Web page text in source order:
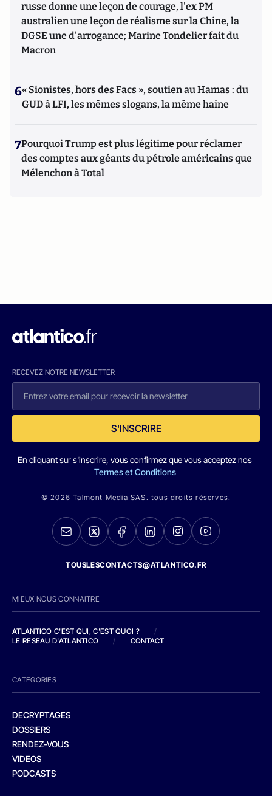
russe donne une leçon de courage, l'ex PM
australien une leçon de réalisme sur la Chine, la
DGSE une d'arrogance; Marine Tondelier fait du
Macron
6« Sionistes, hors des Facs », soutien au Hamas : du
GUD à LFI, les mêmes slogans, la même haine
7Pourquoi Trump est plus légitime pour réclamer
des comptes aux géants du pétrole américains que
Mélenchon à Total
RECEVEZ NOTRE NEWSLETTER
S'INSCRIRE
En cliquant sur s'inscrire, vous confirmez que vous acceptez nos
Termes et Conditions
© 2026 Talmont Media SAS. tous droits réservés.
TOUSLESCONTACTS@ATLANTICO.FR
MIEUX NOUS CONNAITRE
ATLANTICO C'EST QUI, C'EST QUOI ?
/
LE RESEAU D'ATLANTICO
/ CONTACT
CATEGORIES
DECRYPTAGES
DOSSIERS
RENDEZ-VOUS
VIDEOS
PODCASTS